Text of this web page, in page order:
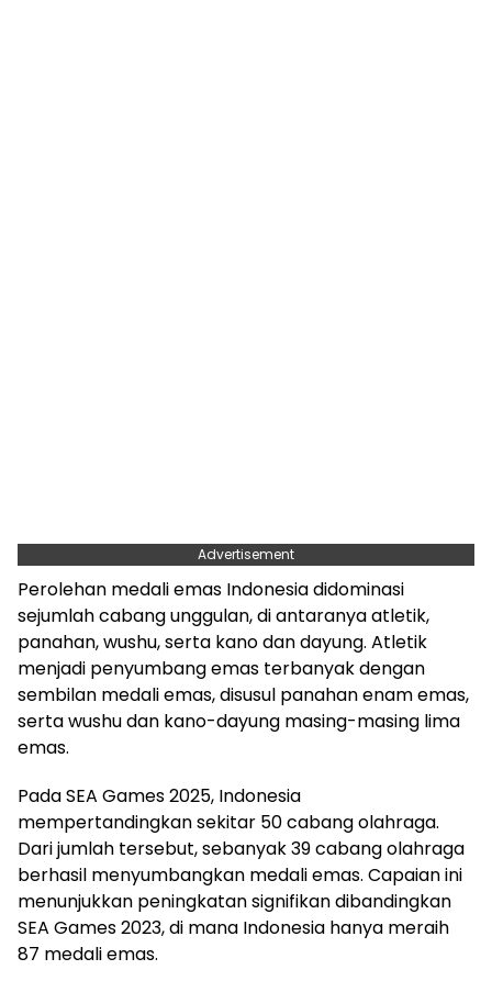
Advertisement
Perolehan medali emas Indonesia didominasi
sejumlah cabang unggulan, di antaranya atletik,
panahan, wushu, serta kano dan dayung. Atletik
menjadi penyumbang emas terbanyak dengan
sembilan medali emas, disusul panahan enam emas,
serta wushu dan kano-dayung masing-masing lima
emas.
Pada SEA Games 2025, Indonesia
mempertandingkan sekitar 50 cabang olahraga.
Dari jumlah tersebut, sebanyak 39 cabang olahraga
berhasil menyumbangkan medali emas. Capaian ini
menunjukkan peningkatan signifikan dibandingkan
SEA Games 2023, di mana Indonesia hanya meraih
87 medali emas.